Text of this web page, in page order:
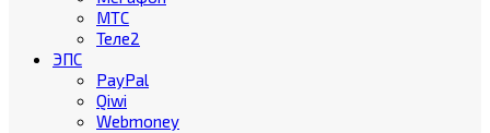
МТС
Теле2
ЭПС
PayPal
Qiwi
Webmoney